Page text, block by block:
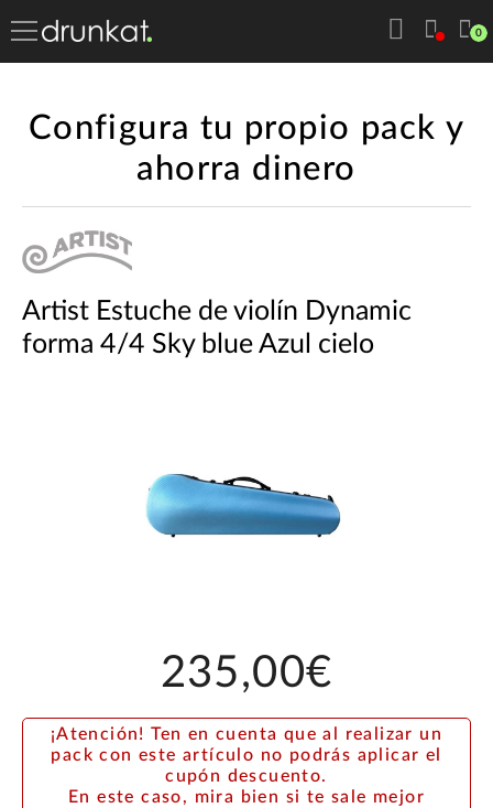
0
Configura tu propio pack y
ahorra dinero
Artist Estuche de violín Dynamic
forma 4/4 Sky blue Azul cielo
235,00€
¡Atención! Ten en cuenta que al realizar un
pack con este artículo no podrás aplicar el
cupón descuento.
En este caso, mira bien si te sale mejor